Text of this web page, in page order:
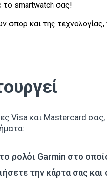
smartwatch σας!
σπορ και της
Visa και Mastercard
ρολόι Garmin στο
την κάρτα σας και